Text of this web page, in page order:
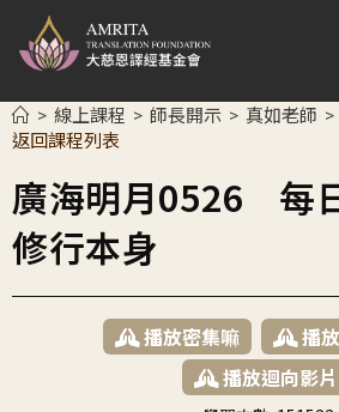
> 線上課程 > 師長開示 > 真如老師 >
返回課程列表
廣海明月0526 每
修行本身
播放密集嘛
播
播放迴向影片